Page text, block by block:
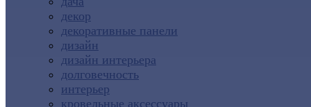
декор
декоративные панели
дизайн
дизайн интерьера
долговечность
интерьер
кровельные аксессуары